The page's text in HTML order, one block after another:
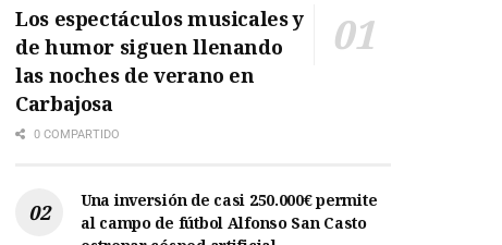
Los espectáculos musicales y
de humor siguen llenando
las noches de verano en
Carbajosa
0 COMPARTIDO
Una inversión de casi 250.000€ permite
al campo de fútbol Alfonso San Casto